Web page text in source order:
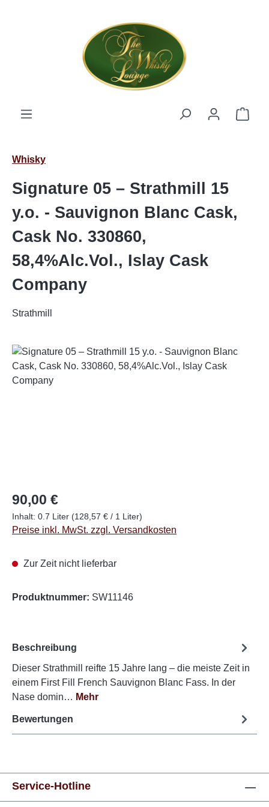
Whisky
Signature 05 – Strathmill 15
y.o. - Sauvignon Blanc Cask,
Cask No. 330860,
58,4%Alc.Vol., Islay Cask
Company
Strathmill
Bildergalerie überspringen
Regulärer Preis:
90,00 €
Inhalt: 0.7 Liter (128,57 € / 1 Liter)
Preise inkl. MwSt. zzgl. Versandkosten
Zur Zeit nicht lieferbar
Produktnummer: SW11146
Beschreibung
Dieser Strathmill reifte 15 Jahre lang – die meiste Zeit in
einem First Fill French Sauvignon Blanc Fass. In der
Nase domin… Mehr
Bewertungen
Service-Hotline